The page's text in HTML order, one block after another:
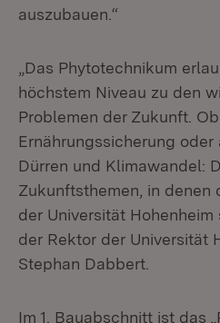
auszubauen.“
„Das Phytotechnikum
höchstem Niveau zu den
Problemen der Zukunft.
Ernährungssicherung
Dürren und Klimawandel:
Zukunftsthemen, in denen
der Universität Hohenheim
der Rektor der Universität
Stephan Dabbert.
Im 1. Bauabschnitt ist das